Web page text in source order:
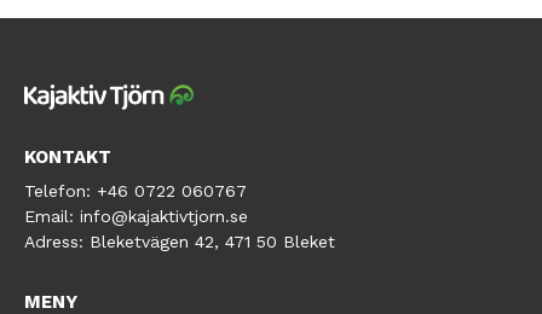
KONTAKT
Telefon: +46 0722 060767
Email: info@kajaktivtjorn.se
Adress: Bleketvägen 42, 471 50 Bleket
MENY